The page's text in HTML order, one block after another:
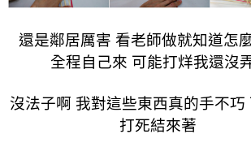
還是鄰居厲害 看老師做就知道怎
全程自己來 可能打烊我還沒
沒法子啊 我對這些東西真的手不巧
打死結來著